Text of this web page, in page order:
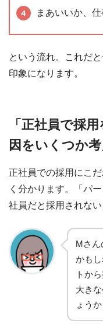
まあいいか、
という流れ。これだ
印象になります。
「正社員で採
因をいくつか
正社員での採用にこ
く分かります。「パ
社員だと採用されな
Mさん
かも
トか
大き
ょうか